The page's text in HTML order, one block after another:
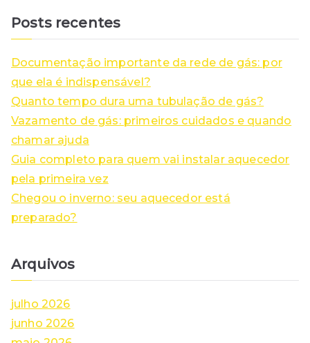
Posts recentes
Documentação importante da rede de gás: por
que ela é indispensável?
Quanto tempo dura uma tubulação de gás?
Vazamento de gás: primeiros cuidados e quando
chamar ajuda
Guia completo para quem vai instalar aquecedor
pela primeira vez
Chegou o inverno: seu aquecedor está
preparado?
Arquivos
julho 2026
junho 2026